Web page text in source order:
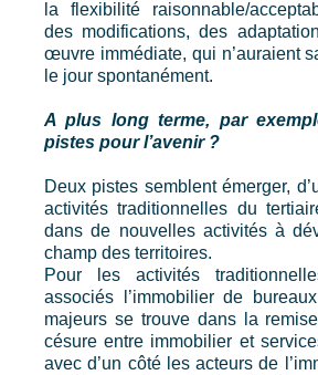
la flexibilité raisonnable/
des modifications, des
œuvre immédiate, qui n’auraient
le jour spontanément.
A plus long terme, par
pistes pour l’avenir ?
Deux pistes semblent émerger,
activités traditionnelles du
dans de nouvelles activités à
champ des territoires.
Pour les activités
associés l’immobilier de
majeurs se trouve dans la
césure entre immobilier et
avec d’un côté les acteurs de